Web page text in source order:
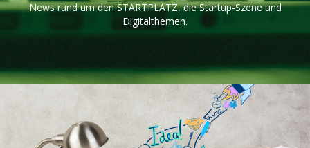
News rund um den STARTPLATZ, die Startup-Szene und
Digitalthemen.